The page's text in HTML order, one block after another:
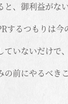
と、御利益がな
するつもりは今
ていないだけで
の前にやるべき